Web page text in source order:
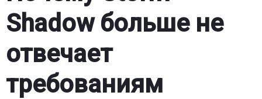
Shadow больше не
отвечает
требованиям